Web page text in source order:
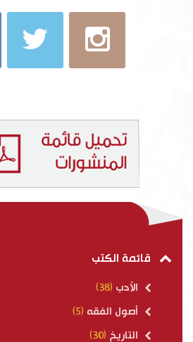
قائمة الكتب
الأدب (38)
أصول الفقه (5)
التاريخ (30)